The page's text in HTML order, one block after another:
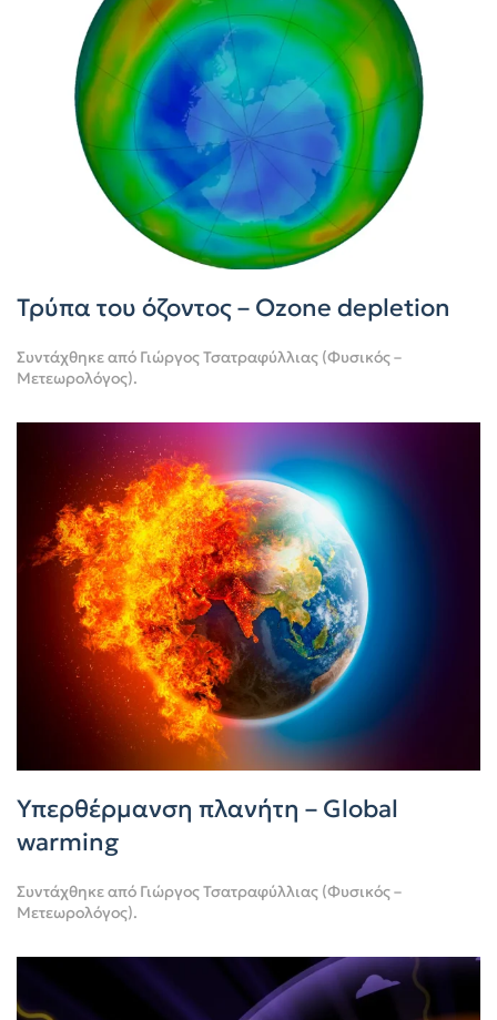
Τρύπα του όζοντος – Ozone depletion
Συντάχθηκε από Γιώργος Τσατραφύλλιας (Φυσικός –
Μετεωρολόγος).
Υπερθέρμανση πλανήτη – Global
warming
Συντάχθηκε από Γιώργος Τσατραφύλλιας (Φυσικός –
Μετεωρολόγος).